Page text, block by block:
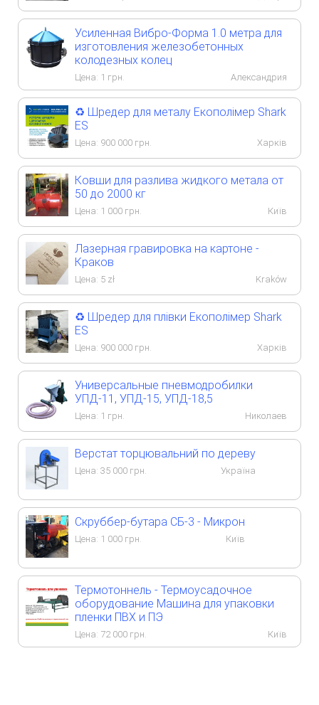
Усиленная Вибро-Форма 1.0 метра для
изготовления железобетонных
колодезных колец
Цена: 1 грн. Александрия
♻️ Шредер для металу Екополімер Shark
ES
Цена: 900 000 грн. Харків
Ковши для разлива жидкого метала от
50 до 2000 кг
Цена: 1 000 грн. Київ
Лазерная гравировка на картоне -
Краков
Цена: 5 zł Kraków
♻️ Шредер для плівки Екополімер Shark
ES
Цена: 900 000 грн. Харків
Универсальные пневмодробилки
УПД-11, УПД-15, УПД-18,5
Цена: 1 грн. Николаев
Верстат торцювальний по дереву
Цена: 35 000 грн. Україна
Скруббер-бутара СБ-3 - Микрон
Цена: 1 000 грн. Київ
Термотоннель - Термоусадочное
оборудование Машина для упаковки
пленки ПВХ и ПЭ
Цена: 72 000 грн. Київ